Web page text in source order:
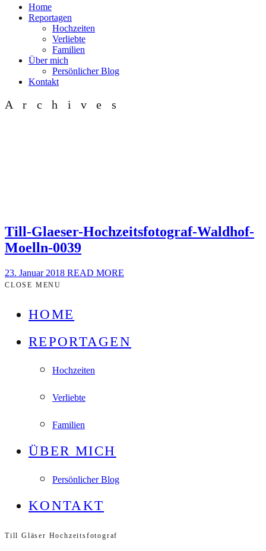
Home
Reportagen
Hochzeiten
Verliebte
Familien
Über mich
Persönlicher Blog
Kontakt
Archives
Till-Glaeser-Hochzeitsfotograf-Waldhof-
Moelln-0039
23. Januar 2018 READ MORE
CLOSE MENU
HOME
REPORTAGEN
Hochzeiten
Verliebte
Familien
ÜBER MICH
Persönlicher Blog
KONTAKT
Till Gläser Hochzeitsfotograf